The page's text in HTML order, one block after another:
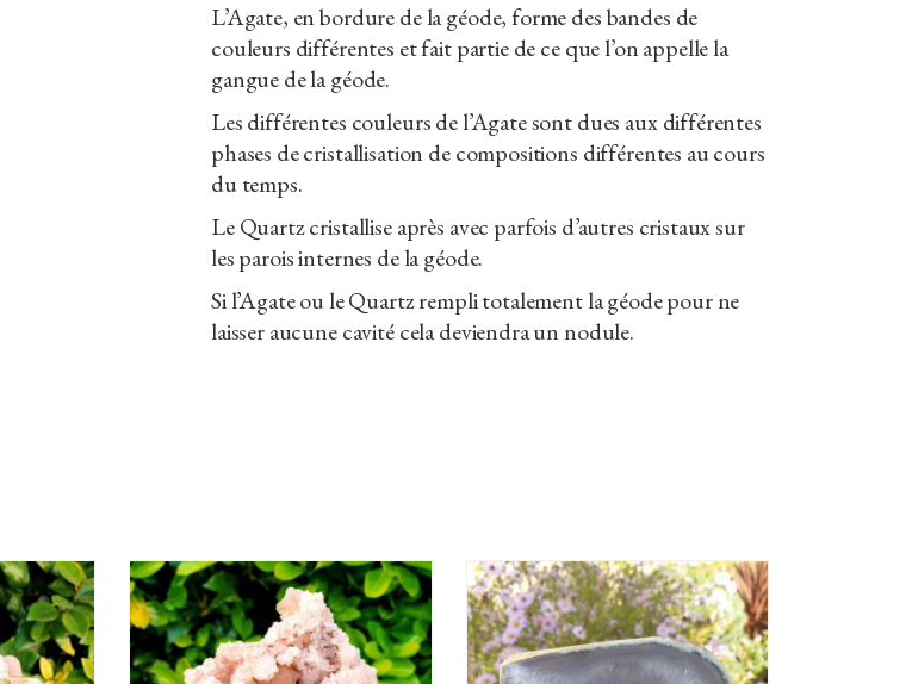
L’Agate, en bordure de la géode, forme des bandes de
couleurs différentes et fait partie de ce que l’on appelle la
gangue de la géode.
Les différentes couleurs de l’Agate sont dues aux différentes
phases de cristallisation de compositions différentes au cours
du temps.
Le Quartz cristallise après avec parfois d’autres cristaux sur
les parois internes de la géode.
Si l’Agate ou le Quartz rempli totalement la géode pour ne
laisser aucune cavité cela deviendra un nodule.